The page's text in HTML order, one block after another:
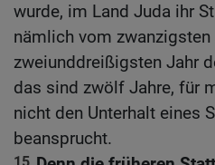
wurde, im Land Juda ihr
nämlich vom
zweiunddreißigsten Jahr
das sind zwölf Jahre, für
nicht den Unterhalt eines
beansprucht.